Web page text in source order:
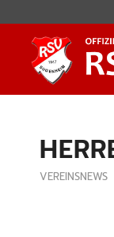
VEREINSNEWS